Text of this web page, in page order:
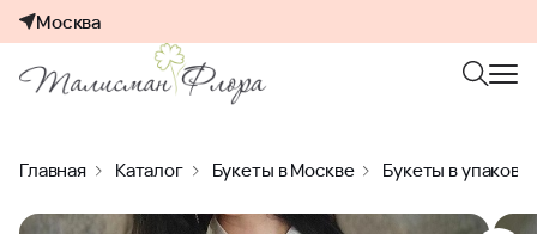
Москва
Главная Каталог Букеты в Москве Букеты в